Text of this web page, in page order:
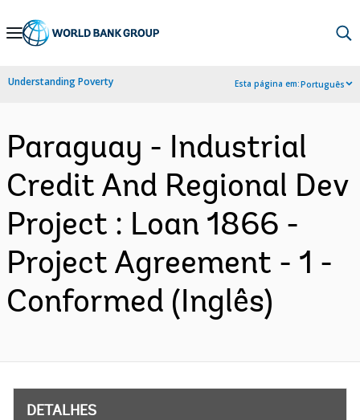
Skip
Navigation
Understanding Poverty Esta página em:Português
Paraguay - Industrial
Credit And Regional Dev
Project : Loan 1866 -
Project Agreement - 1 -
Conformed (Inglês)
DETALHES